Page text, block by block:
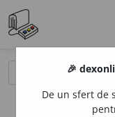
🎉
De un sfert de